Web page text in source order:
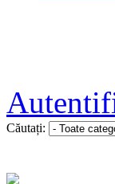
Căutați: